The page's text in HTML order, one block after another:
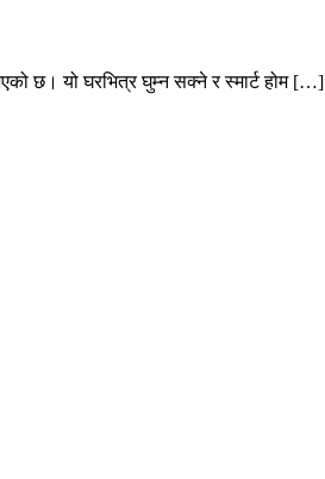
छ। यो घरभित्र घुम्न सक्ने र स्मार्ट होम […]